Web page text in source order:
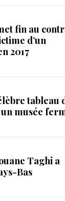
fin au
d’un
2017
tableau
musée
Taghi a
Bas